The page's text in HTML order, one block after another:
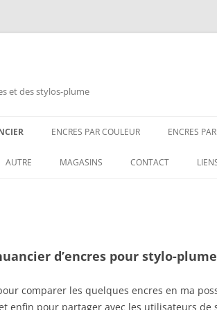
et des stylos-plume
ENCRES PAR COULEUR
ENCRES NOIRES
ENCRES LIE DE VIN
ENCRES
3OYSTERS
CARAN
AUTRE MAGASINS CONTACT
d’encres pour stylo-plume
comparer les quelques encres en ma
enfin pour partager avec les utilisateurs de